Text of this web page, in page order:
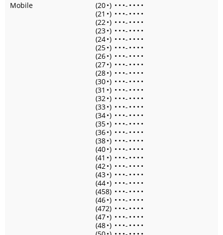
Mobile
(20•) • • •- • • • •
(21 •) • • •- • • • •
(22•) • • •- • • • •
(23•) • • •- • • • •
(24•) • • •- • • • •
(25•) • • •- • • • •
(26•) • • •- • • • •
(27•) • • •- • • • •
(28•) • • •- • • • •
(30•) • • •- • • • •
(31 •) • • •- • • • •
(32•) • • •- • • • •
(33•) • • •- • • • •
(34•) • • •- • • • •
(35•) • • •- • • • •
(36•) • • •- • • • •
(38•) • • •- • • • •
(40•) • • •- • • • •
(41 •) • • •- • • • •
(42•) • • •- • • • •
(43•) • • •- • • • •
(44•) • • •- • • • •
(458) • • •- • • • •
(46•) • • •- • • • •
(472) • • •- • • • •
(47•) • • •- • • • •
(48•) • • •- • • • •